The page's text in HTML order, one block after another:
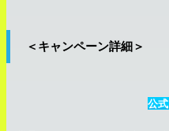
＜キャンペーン詳細＞
公